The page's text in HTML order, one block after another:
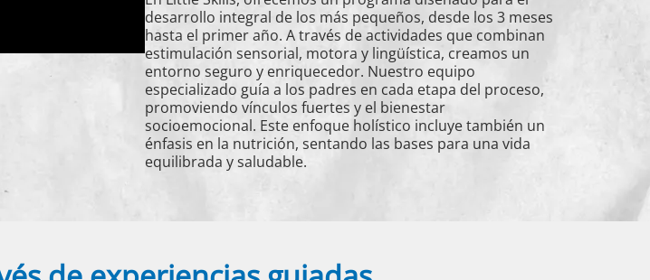
desarrollo integral de los más pequeños, desde los 3 meses
hasta el primer año. A través de actividades que combinan
estimulación sensorial, motora y lingüística, creamos un
entorno seguro y enriquecedor. Nuestro equipo
especializado guía a los padres en cada etapa del proceso,
promoviendo vínculos fuertes y el bienestar
socioemocional. Este enfoque holístico incluye también un
énfasis en la nutrición, sentando las bases para una vida
equilibrada y saludable.